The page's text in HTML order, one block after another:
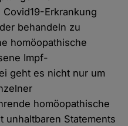
Erkrankung
behandeln zu
homöopathische
Impf-
geht es nicht nur um
homöopathische
unhaltbaren Statements